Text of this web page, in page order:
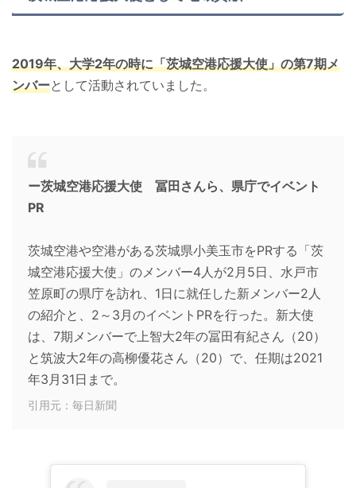
2019年、大学2年の時に「茨城空港応援大使」の第7期メ
ンバーとして活動されていました。
ー茨城空港応援大使 冨田さんら、県庁でイベント
PR
茨城空港や空港がある茨城県小美玉市をPRする「茨
城空港応援大使」のメンバー4人が2月5日、水戸市
笠原町の県庁を訪れ、1日に就任した新メンバー2人
の紹介と、2～3月のイベントPRを行った。新大使
は、7期メンバーで上智大2年の冨田有紀さん（20）
と筑波大2年の高柳優花さん（20）で、任期は2021
年3月31日まで。
引用元：毎日新聞